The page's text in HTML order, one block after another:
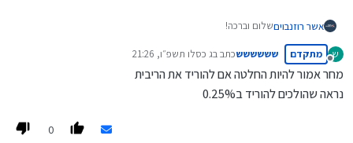
אשר רוזנבויםשלום וברכה!
גם היום ובפעם השלוש עשרה ברציפות,
ולמרות שהיו שצפו שיהיה היום הורדת ריבית,
בנק ישראל לא הוריד את הריבית.
הוא השאיר אותה ב-4.5%,
ובהתאמה, ריבית הפריים תישאר על 6%.
ש
מנותק
מתקדם ששששששכתב בג כסלו תשפ״ו, 21:26
נערך לאחרונה על ידי
מחר אמור להיות החלטה אם להוריד את הריבית
נראה שהולכים להוריד ב0.25%
0